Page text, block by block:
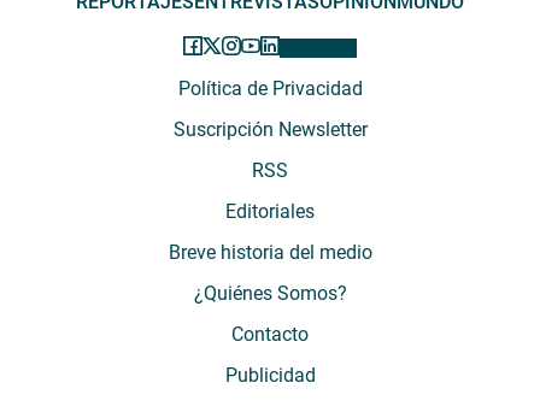
Política de Privacidad
Suscripción Newsletter
RSS
Editoriales
Breve historia del medio
¿Quiénes Somos?
Contacto
Publicidad